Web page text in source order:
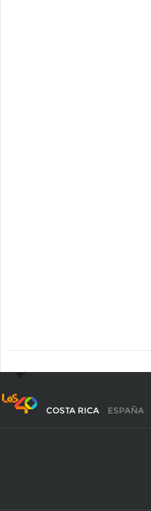
COSTA RICA ESPAÑA